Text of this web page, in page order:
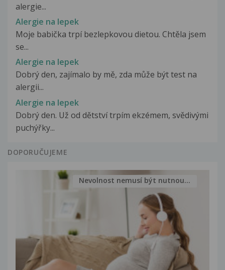
alergie...
Alergie na lepek
Moje babička trpí bezlepkovou dietou. Chtěla jsem
se...
Alergie na lepek
Dobrý den, zajímalo by mě, zda může být test na
alergii...
Alergie na lepek
Dobrý den. Už od dětství trpím ekzémem, svědivými
puchýřky...
DOPORUČUJEME
Nevolnost nemusí být nutnou...